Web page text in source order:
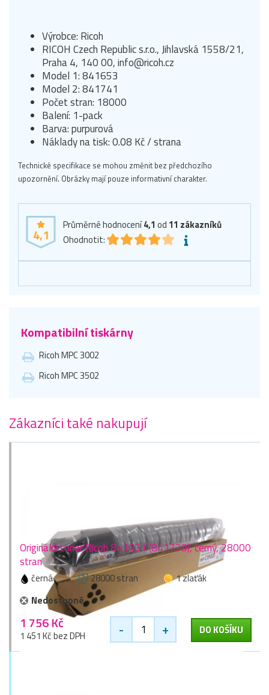
Výrobce: Ricoh
RICOH Czech Republic s.r.o., Jihlavská 1558/21,
Praha 4, 140 00, info@ricoh.cz
Model 1: 841653
Model 2: 841741
Počet stran: 18000
Balení: 1-pack
Barva: purpurová
Náklady na tisk: 0.08 Kč / strana
Technické specifikace se mohou změnit bez předchozího
upozornění. Obrázky mají pouze informativní charakter.
4,1
Průměrné hodnocení4,1 od 11 zákazníků
Ohodnotit:
Kompatibilní tiskárny
Ricoh MPC 3002
Ricoh MPC 3502
Zákazníci také nakupují
Originální toner Ricoh 841651 (841739), černý, 28000
stran
černá 28000 stran
1 zlaťák
Nedostupné
1 756 Kč
1 451 Kč bez DPH - + DO KOŠÍKU